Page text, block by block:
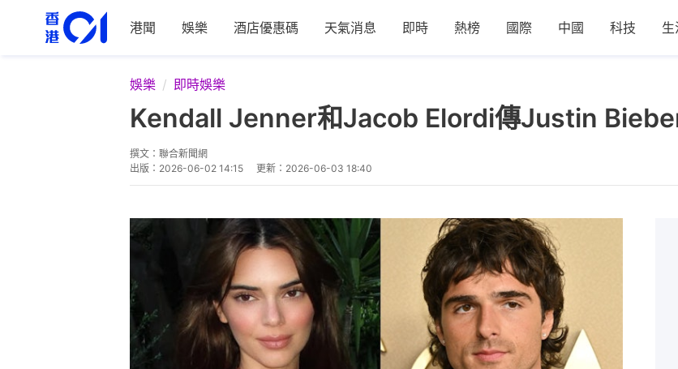
港聞 娛樂 酒店優惠碼 天氣消息 即時 熱榜 國際 中國 科技 生
娛樂 即時娛樂
Kendall Jenner和Jacob Elordi傳Justin
撰文： 聯合新聞網
出版： 2026-06-02 14:15 更新： 2026-06-03 18:40